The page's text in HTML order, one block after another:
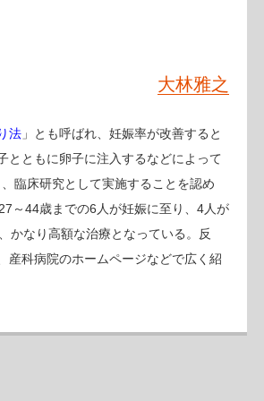
大林雅之
法 」とも呼ばれ、妊娠率が改善すると
とともに卵子に注入するなどによって
臨床研究として実施することを認め
～44歳までの6人が妊娠に至り、4人が
かなり高額な治療となっている。反
産科病院のホームページなどで広く紹